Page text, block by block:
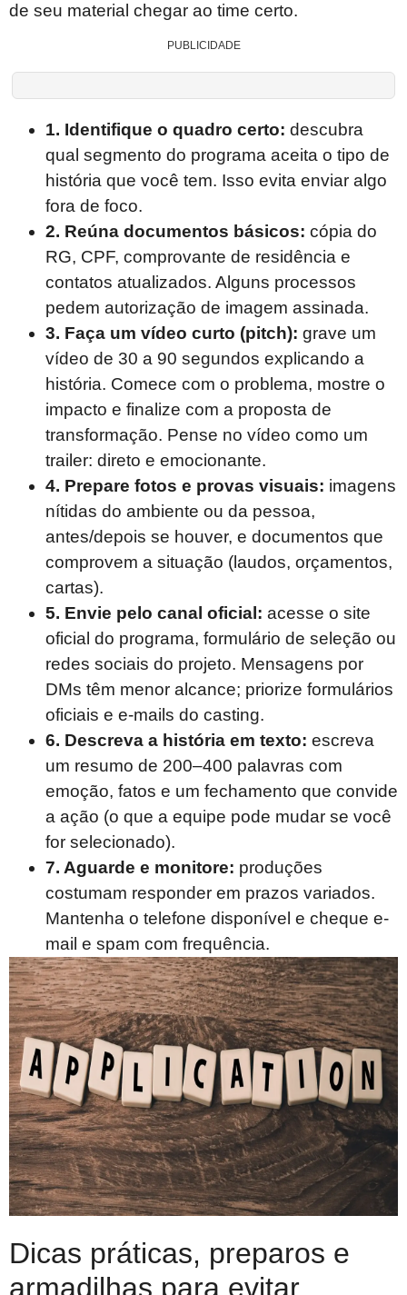
de seu material chegar ao time certo.
PUBLICIDADE
1. Identifique o quadro certo: descubra
qual segmento do programa aceita o tipo de
história que você tem. Isso evita enviar algo
fora de foco.
2. Reúna documentos básicos: cópia do
RG, CPF, comprovante de residência e
contatos atualizados. Alguns processos
pedem autorização de imagem assinada.
3. Faça um vídeo curto (pitch): grave um
vídeo de 30 a 90 segundos explicando a
história. Comece com o problema, mostre o
impacto e finalize com a proposta de
transformação. Pense no vídeo como um
trailer: direto e emocionante.
4. Prepare fotos e provas visuais: imagens
nítidas do ambiente ou da pessoa,
antes/depois se houver, e documentos que
comprovem a situação (laudos, orçamentos,
cartas).
5. Envie pelo canal oficial: acesse o site
oficial do programa, formulário de seleção ou
redes sociais do projeto. Mensagens por
DMs têm menor alcance; priorize formulários
oficiais e e-mails do casting.
6. Descreva a história em texto: escreva
um resumo de 200–400 palavras com
emoção, fatos e um fechamento que convide
a ação (o que a equipe pode mudar se você
for selecionado).
7. Aguarde e monitore: produções
costumam responder em prazos variados.
Mantenha o telefone disponível e cheque e-
mail e spam com frequência.
Dicas práticas, preparos e
armadilhas para evitar